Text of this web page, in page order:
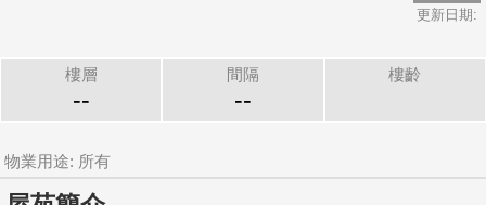
更新日期:
樓層
--
間隔
--
樓齡
物業用途: 所有